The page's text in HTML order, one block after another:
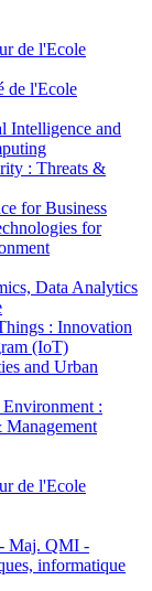
de l'Ecole
de l'Ecole
and
: Threats &
for Business
for
Data Analytics
: Innovation
(IoT)
and Urban
:
Management
de l'Ecole
Maj. QMI -
informatique